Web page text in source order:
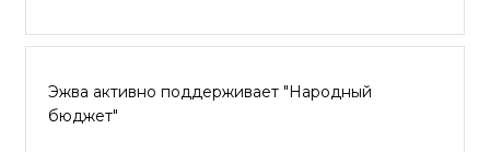
Эжва активно поддерживает "Народный
бюджет"